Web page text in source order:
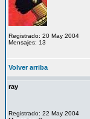
Registrado: 20 May 2004
Mensajes: 13
Volver arriba
ray
Registrado: 22 May 2004